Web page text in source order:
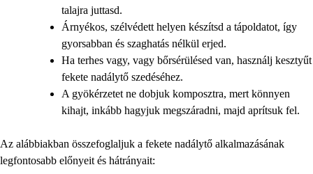
talajra juttasd.
Árnyékos, szélvédett helyen készítsd a tápoldatot, így
gyorsabban és szaghatás nélkül erjed.
Ha terhes vagy, vagy bőrsérülésed van, használj kesztyűt
fekete nadálytő szedéséhez.
A gyökérzetet ne dobjuk komposztra, mert könnyen
kihajt, inkább hagyjuk megszáradni, majd aprítsuk fel.
Az alábbiakban összefoglaljuk a fekete nadálytő alkalmazásának
legfontosabb előnyeit és hátrányait: